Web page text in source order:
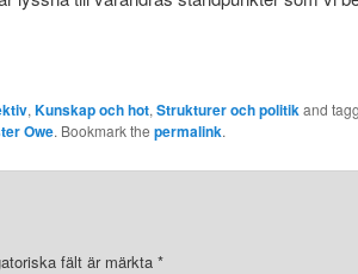
, Kunskap och hot, Strukturer och politikand
Owe. Bookmark the permalink.
fält är märkta *